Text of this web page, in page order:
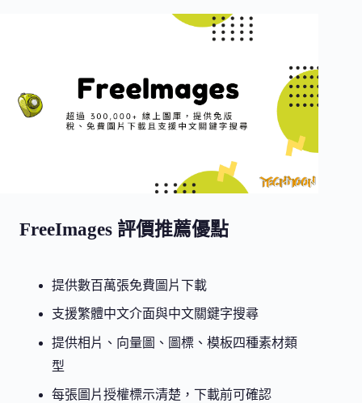
FreeImages 評價推薦優點
提供數百萬張免費圖片下載
支援繁體中文介面與中文關鍵字搜尋
提供相片、向量圖、圖標、模板四種素材類
型
每張圖片授權標示清楚，下載前可確認